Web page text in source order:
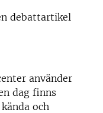
debattartikel
använder
dag finns
och